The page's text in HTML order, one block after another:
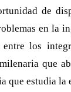
de
en la
los
que
que estudia la